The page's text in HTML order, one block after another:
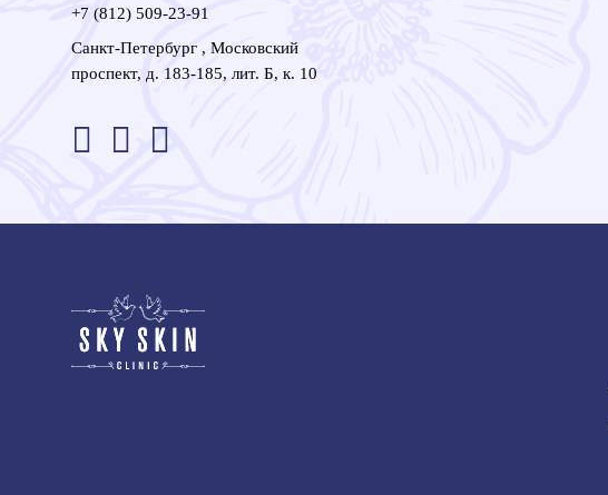
+7 (812) 509-23-91
Санкт-Петербург , Московский
проспект, д. 183-185, лит. Б, к. 10